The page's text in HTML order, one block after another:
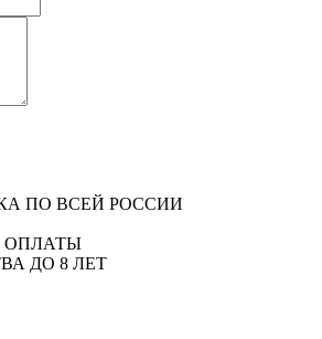
ПО ВСЕЙ РОССИИ
ОПЛАТЫ
ДО 8 ЛЕТ